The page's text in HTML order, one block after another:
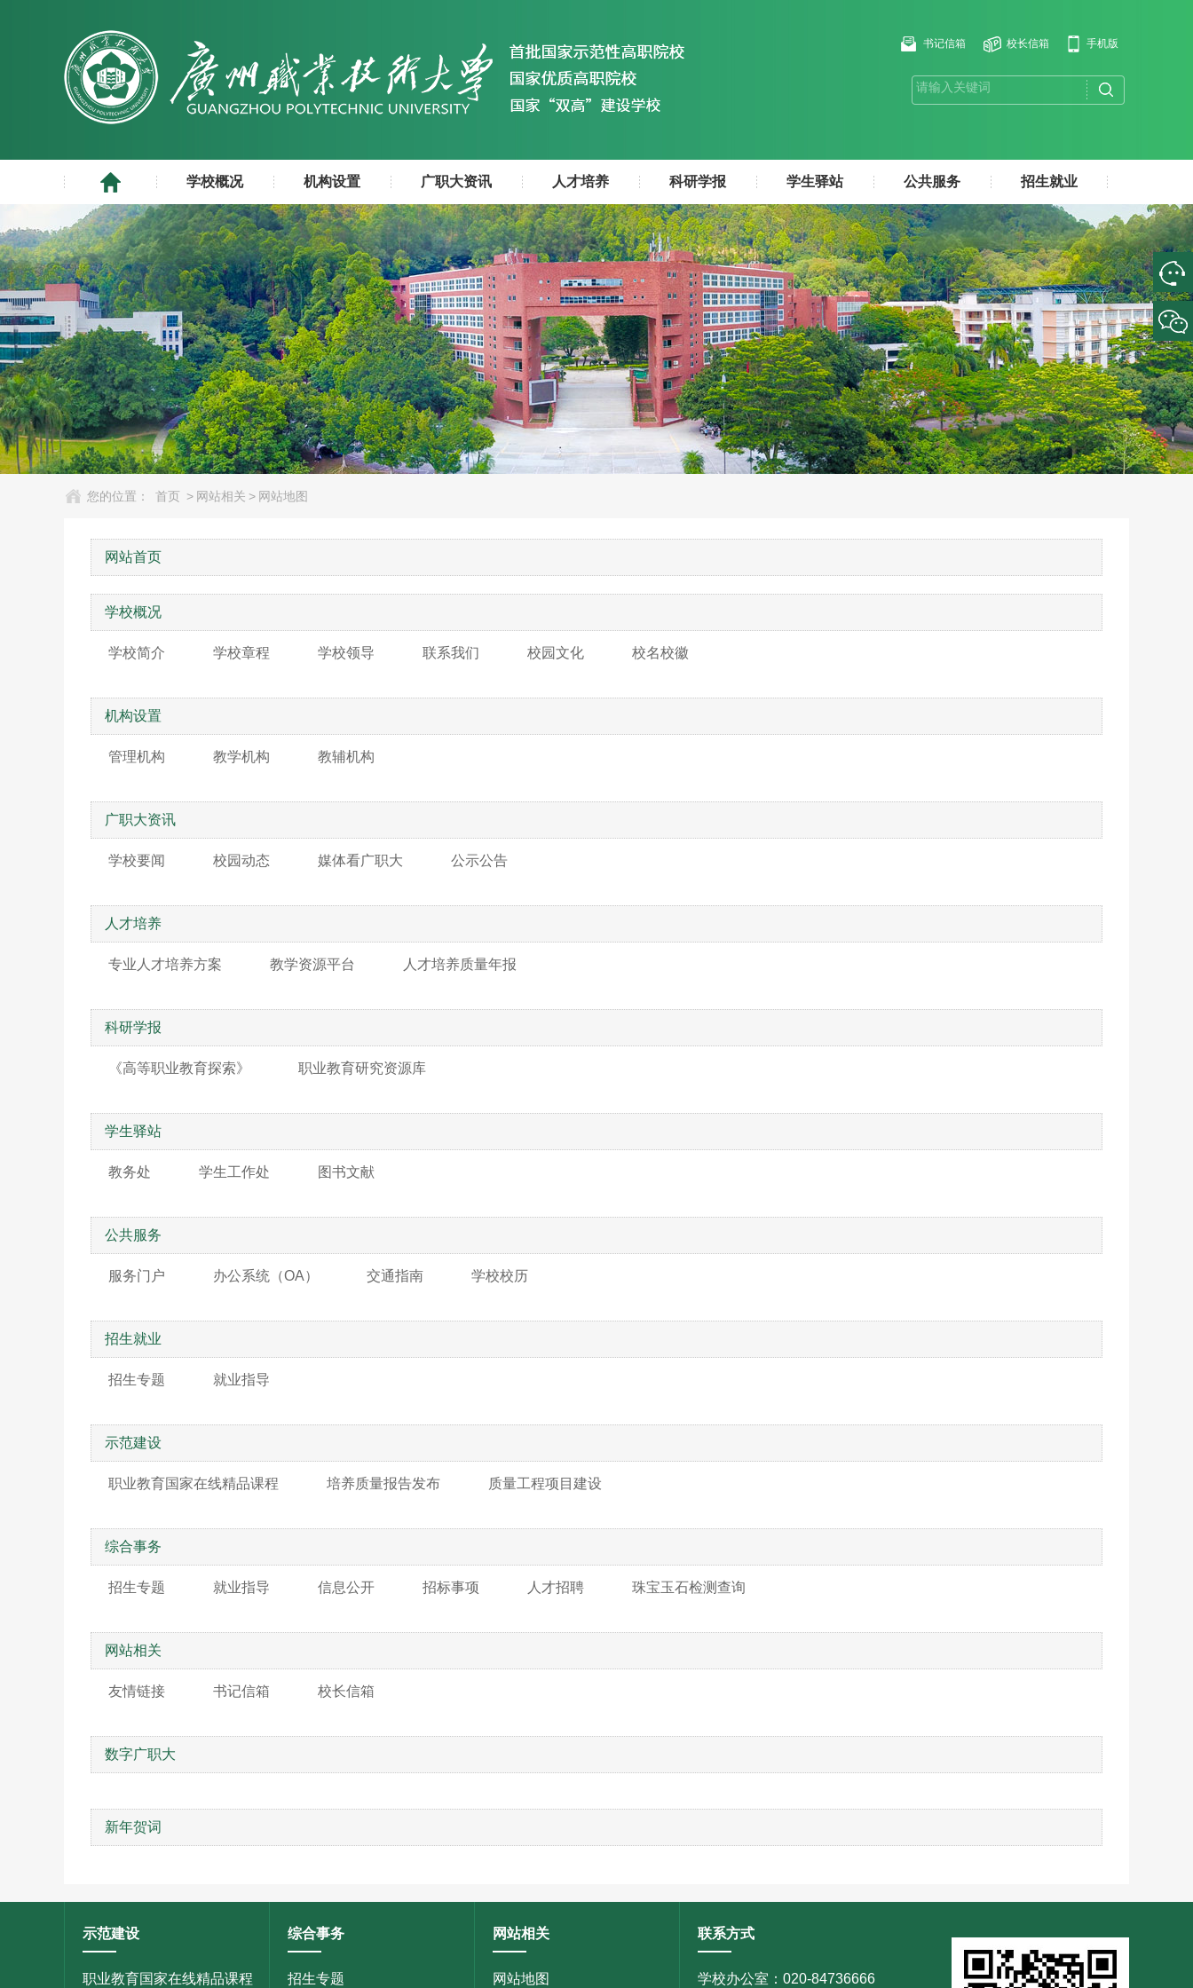
书记信箱 校长信箱 手机版
学校概况 机构设置 广职大资讯 人才培养 科研学报 学生驿站 公共服务 招生就业
您的位置： 首页 > 网站相关 > 网站地图
网站首页
学校概况
学校简介 学校章程 学校领导 联系我们 校园文化 校名校徽
机构设置
管理机构 教学机构 教辅机构
广职大资讯
学校要闻 校园动态 媒体看广职大 公示公告
人才培养
专业人才培养方案 教学资源平台 人才培养质量年报
科研学报
《高等职业教育探索》 职业教育研究资源库
学生驿站
教务处 学生工作处 图书文献
公共服务
服务门户 办公系统（OA） 交通指南 学校校历
招生就业
招生专题 就业指导
示范建设
职业教育国家在线精品课程 培养质量报告发布 质量工程项目建设
综合事务
招生专题 就业指导 信息公开 招标事项 人才招聘 珠宝玉石检测查询
网站相关
友情链接 书记信箱 校长信箱
数字广职大
新年贺词
示范建设
职业教育国家在线精品课程
综合事务
招生专题
网站相关
网站地图
联系方式
学校办公室：020-84736666